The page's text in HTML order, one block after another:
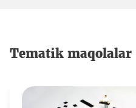
Tematik maqolalar